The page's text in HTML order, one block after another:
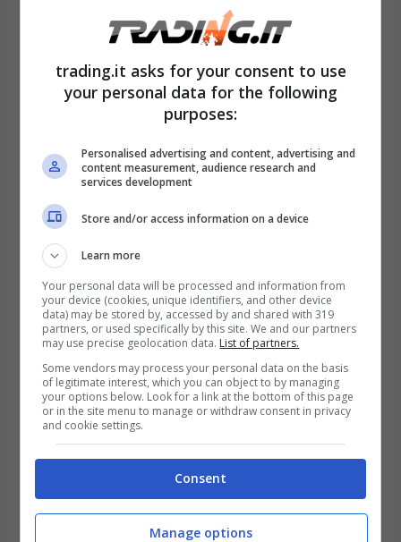
Clausola floor quando i tassi non scendono mai troppo-
trading.it
Perché questa clausola esiste? La risposta è
semplice: è una tutela per la banca, che
garantisce un rendimento minimo sul
prestito. Tuttavia, per il mutuatario può
rappresentare un ostacolo, soprattutto in
periodi di tassi bassi o negativi.
Prendiamo un esempio pratico:
Senza floor: se l’Euribor è -0,5% e lo spread
è +1%, il tasso effettivo sarebbe 0,5%.
trading.it asks for your consent to use
your personal data for the following
purposes:
Personalised advertising and content, advertising and
content measurement, audience research and
services development
Store and/or access information on a device
Learn more
Your personal data will be processed and information from
your device (cookies, unique identifiers, and other device
data) may be stored by, accessed by and shared with 319
partners, or used specifically by this site. We and our partners
may use precise geolocation data. List of partners.
Some vendors may process your personal data on the basis
of legitimate interest, which you can object to by managing
your options below. Look for a link at the bottom of this page
or in the site menu to manage or withdraw consent in privacy
and cookie settings.
Consent
Manage options